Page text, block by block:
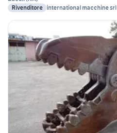
Rivenditore international macchine srl